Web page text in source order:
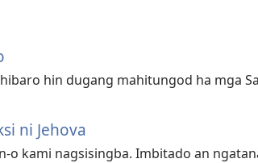
hin dugang mahitungod ha mga
ni Jehova
o kami nagsisingba. Imbitado an